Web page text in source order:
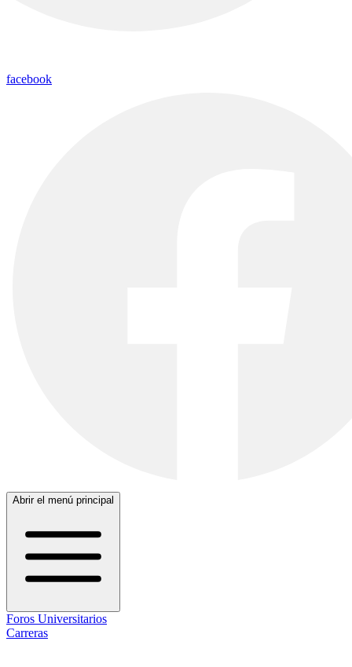
facebook
Abrir el menú principal
Foros Universitarios
Carreras